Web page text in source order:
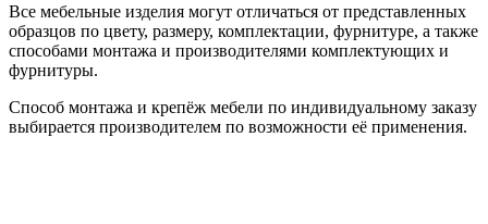
Все мебельные изделия могут отличаться от представленных
образцов по цвету, размеру, комплектации, фурнитуре, а также
способами монтажа и производителями комплектующих и
фурнитуры.
Способ монтажа и крепёж мебели по индивидуальному заказу
выбирается производителем по возможности её применения.